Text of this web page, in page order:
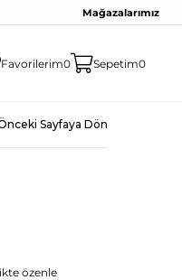
Mağazalarımız
Favorilerim0 Sepetim0
Sayfaya Dön
özenle